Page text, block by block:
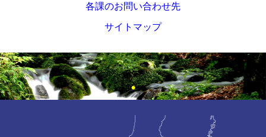
各課のお問い合わせ先
サイトマップ